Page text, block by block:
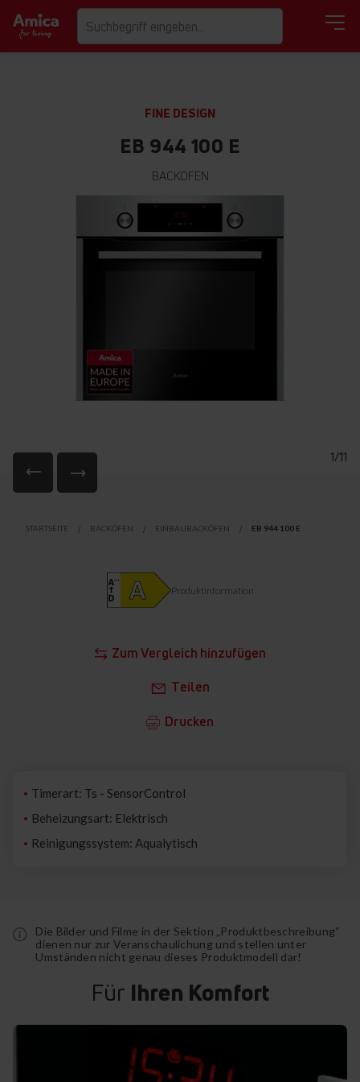
FINE DESIGN
EB 944 100 E
BACKOFEN
1/11
der
STARTSEITE BACKÖFEN EINBAUBACKÖFEN EB 944 100 E
Zum Vergleich hinzufügen
Teilen
Drucken
Produktinformation
Timerart: Ts - SensorControl
Beheizungsart: Elektrisch
Reinigungssystem: Aqualytisch
Die Bilder und Filme in der Sektion „Produktbeschreibung“
dienen nur zur Veranschaulichung und stellen unter
Umständen nicht genau dieses Produktmodell dar!
Für Ihren Komfort